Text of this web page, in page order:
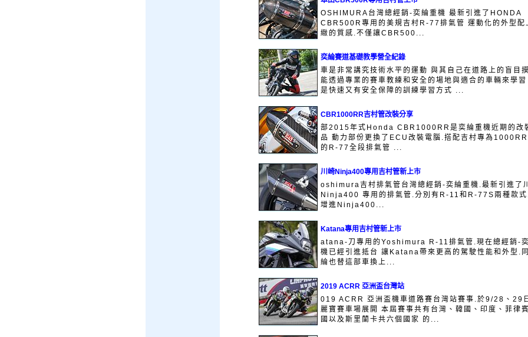
OSHIMURA台灣總經銷-奕綸重機 最新引進了HONDA
CBR500R專用的美規吉村R-77排氣管 運動化的外型配
緻的質感.不僅讓CBR500...
奕綸賽道基礎教學營全紀錄
車是非常講究技術水平的運動 與其自己在道路上的盲目
能透過專業的賽車教練和安全的場地與適合的車輛來學習
是快速又有安全保障的訓練學習方式 ...
CBR1000RR吉村管改裝分享
部2015年式Honda CBR1000RR是奕綸重機近期的改
品 動力部份更換了ECU改裝電腦.搭配吉村專為1000RR
的R-77全段排氣管 ...
川崎Ninja400專用吉村管新上市
oshimura吉村排氣管台灣總經銷-奕綸重機.最新引進了
Ninja400 專用的排氣管.分別有R-11和R-77S兩種款式.
增進Ninja400...
Katana專用吉村管新上市
atana-刀專用的Yoshimura R-11排氣管.現在總經銷-
機已經引進抵台 讓Katana帶來更高的駕駛性能和外型.
綸也替這部車換上...
2019 ACRR 亞洲盃台灣站
019 ACRR 亞洲盃機車道路賽台灣站賽事.於9/28、29
麗寶賽車場展開 本屆賽事共有台灣、韓國、印度、菲律
國以及斯里蘭卡共六個國家 的...